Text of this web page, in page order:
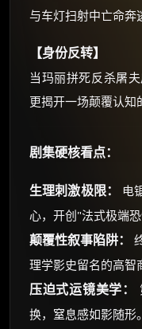
与车灯扫射中亡命奔
【身份反转】
当玛丽拼死反杀屠
更揭开一场颠覆认知
剧集硬核看点：
生理刺激极限：
电
心，开创"法式极端恐
颠覆性叙事陷阱：
理学影史留名的高智
压迫式运镜美学：
换，窒息感如影随形。